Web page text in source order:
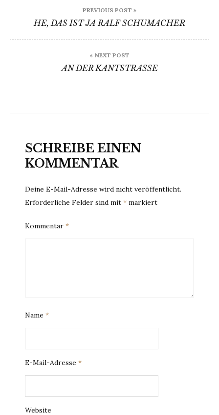
PREVIOUS POST »
HE, DAS IST JA RALF SCHUMACHER
« NEXT POST
AN DER KANTSTRASSE
SCHREIBE EINEN
KOMMENTAR
Deine E-Mail-Adresse wird nicht veröffentlicht.
Erforderliche Felder sind mit * markiert
Kommentar *
Name *
E-Mail-Adresse *
Website